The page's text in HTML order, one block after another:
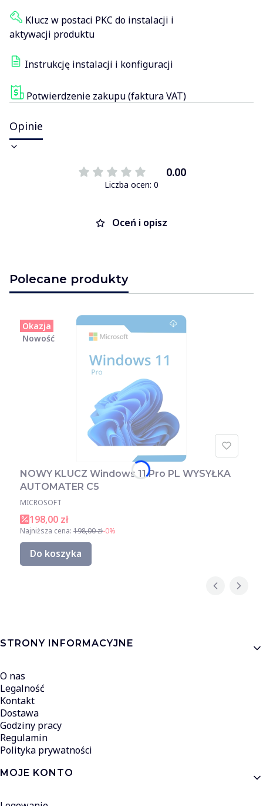
Klucz w postaci PKC do instalacji i
aktywacji produktu
Instrukcję instalacji i konfiguracji
Potwierdzenie zakupu (faktura VAT)
Opinie
0.00
Liczba ocen: 0
Oceń i opisz
Polecane produkty
Okazja
Nowość
NOWY KLUCZ Windows 11 Pro PL WYSYŁKA
AUTOMATER C5
MICROSOFT
198,00 zł
Najniższa cena: 198,00 zł-0%
Do koszyka
Linki w stopce
STRONY INFORMACYJNE
O nas
Legalność
Kontakt
Dostawa
Godziny pracy
Regulamin
Polityka prywatności
MOJE KONTO